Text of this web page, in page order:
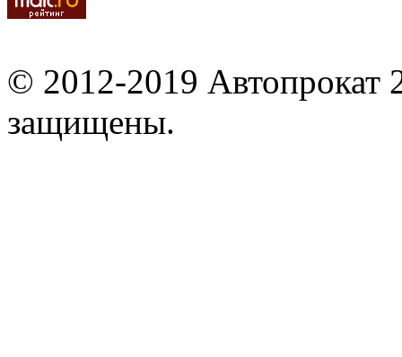
© 2012-2019 Автопрокат
защищены.